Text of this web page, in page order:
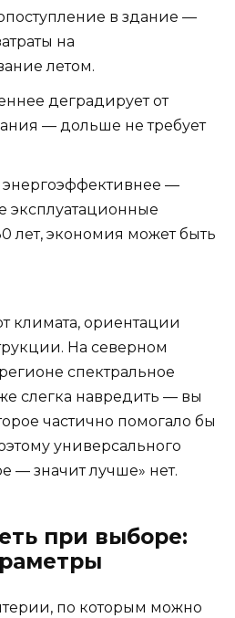
в здание —
на
летом.
деградирует от
— дольше не требует
—
эксплуатационные
лет, экономия может быть
климата, ориентации
На северном
спектральное
слегка навредить — вы
частично помогало бы
универсального
— значит лучше» нет.
при выборе:
по которым можно